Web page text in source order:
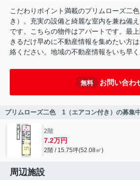
こだわりポイント満載のプリムローズ二
き）。充実の設備と綺麗な室内を兼ね備
です。こちらの物件はアパートです。最
きるだけ早めに不動産情報を集めたい方
絡ください。地域の不動産情報をいち早く
無料 お問い合わ
プリムローズ二色 1（エアコン付き）の募集
2階
7.2万円
2階 / 15.75坪(52.08㎡)
周辺施設